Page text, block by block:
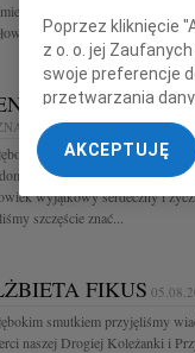
Ojca śp Prof. dr hab.
Koleżanki i Koledzy
PAPLACZYK
smutkiem i poruszeniem
o śmierci Henryka
wyjątkowy serdeczny i
szczęście znać...
FIKUS
smutkiem przyjęliśmy
naszej Drogiej Koleżanki i
Poprzez kliknięcie
z o. o. jej
swoje preferencje
przetwarzania
„Ustawienia
My, nasi Zaufani
dokładnych
Przechowywanie
AKCEPTUJĘ